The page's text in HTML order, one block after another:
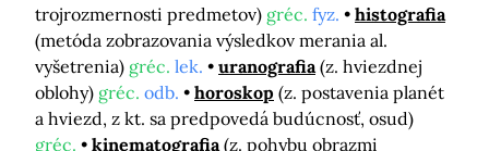
trojrozmernosti predmetov) gréc. fyz.
histografia
(metóda zobrazovania výsledkov merania al.
vyšetrenia) gréc. lek. uranografia (z. hviezdnej
oblohy) gréc. odb. horoskop (z. postavenia planét
a hviezd, z kt. sa predpovedá budúcnosť, osud)
gréc.
kinematografia (z. pohybu obrazmi